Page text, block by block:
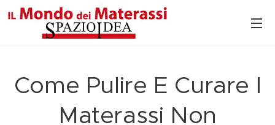
Come Pulire E Curare I
Materassi Non